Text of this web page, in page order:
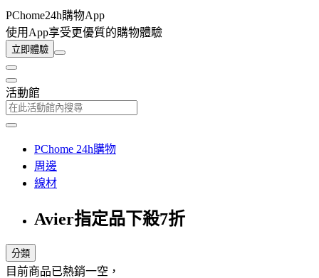
PChome24h購物App
使用App享受更優質的購物體驗
立即體驗
活動館
PChome 24h購物
周邊
線材
Avier指定品下殺7折
分類
目前商品已熱銷一空，